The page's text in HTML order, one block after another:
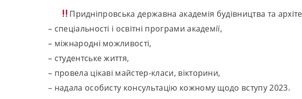
Придніпровська державна академія будівництва та
– спеціальності і освітні програми академії,
– міжнародні можливості,
– студентське життя,
– провела цікаві майстер-класи, вікторини,
– надала особисту консультацію кожному щодо вступу 2023.